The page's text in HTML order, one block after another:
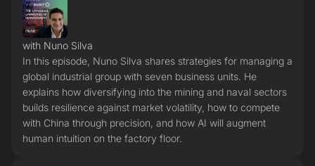
with Nuno Silva
In this episode, Nuno Silva shares strategies for managing a
global industrial group with seven business units. He
explains how diversifying into the mining and naval sectors
builds resilience against market volatility, how to compete
with China through precision, and how AI will augment
human intuition on the factory floor.